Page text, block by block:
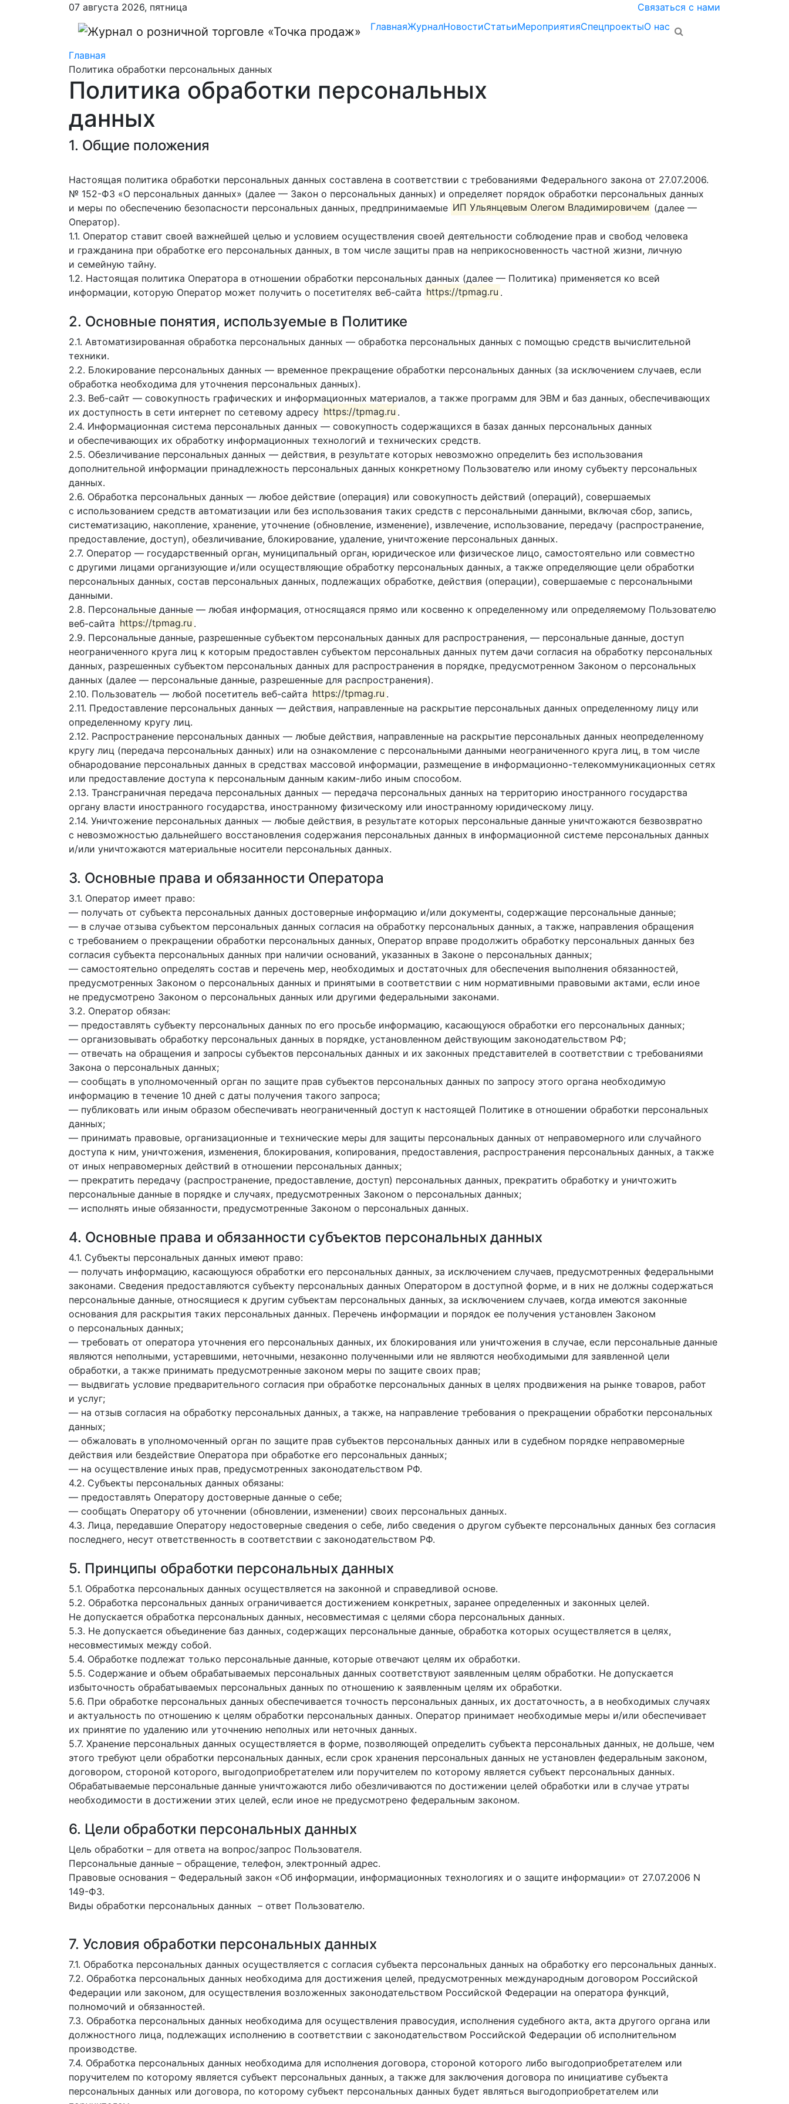
07 августа 2026, пятница
Связаться с нами
ГлавнаяЖурналНовостиСтатьиМероприятияСпецпроектыО нас
Главная
Политика обработки персональных данных
Политика обработки персональных
данных
1. Общие положения
Настоящая политика обработки персональных данных составлена в соответствии с требованиями Федерального закона от 27.07.2006.
№ 152-ФЗ «О персональных данных» (далее — Закон о персональных данных) и определяет порядок обработки персональных данных
и меры по обеспечению безопасности персональных данных, предпринимаемые ИП Ульянцевым Олегом Владимировичем (далее —
Оператор).
1.1. Оператор ставит своей важнейшей целью и условием осуществления своей деятельности соблюдение прав и свобод человека
и гражданина при обработке его персональных данных, в том числе защиты прав на неприкосновенность частной жизни, личную
и семейную тайну.
1.2. Настоящая политика Оператора в отношении обработки персональных данных (далее — Политика) применяется ко всей
информации, которую Оператор может получить о посетителях веб-сайта https://tpmag.ru .
2. Основные понятия, используемые в Политике
2.1. Автоматизированная обработка персональных данных — обработка персональных данных с помощью средств вычислительной
техники.
2.2. Блокирование персональных данных — временное прекращение обработки персональных данных (за исключением случаев, если
обработка необходима для уточнения персональных данных).
2.3. Веб-сайт — совокупность графических и информационных материалов, а также программ для ЭВМ и баз данных, обеспечивающих
их доступность в сети интернет по сетевому адресу https://tpmag.ru .
2.4. Информационная система персональных данных — совокупность содержащихся в базах данных персональных данных
и обеспечивающих их обработку информационных технологий и технических средств.
2.5. Обезличивание персональных данных — действия, в результате которых невозможно определить без использования
дополнительной информации принадлежность персональных данных конкретному Пользователю или иному субъекту персональных
данных.
2.6. Обработка персональных данных — любое действие (операция) или совокупность действий (операций), совершаемых
с использованием средств автоматизации или без использования таких средств с персональными данными, включая сбор, запись,
систематизацию, накопление, хранение, уточнение (обновление, изменение), извлечение, использование, передачу (распространение,
предоставление, доступ), обезличивание, блокирование, удаление, уничтожение персональных данных.
2.7. Оператор — государственный орган, муниципальный орган, юридическое или физическое лицо, самостоятельно или совместно
с другими лицами организующие и/или осуществляющие обработку персональных данных, а также определяющие цели обработки
персональных данных, состав персональных данных, подлежащих обработке, действия (операции), совершаемые с персональными
данными.
2.8. Персональные данные — любая информация, относящаяся прямо или косвенно к определенному или определяемому Пользователю
веб-сайта https://tpmag.ru .
2.9. Персональные данные, разрешенные субъектом персональных данных для распространения, — персональные данные, доступ
неограниченного круга лиц к которым предоставлен субъектом персональных данных путем дачи согласия на обработку персональных
данных, разрешенных субъектом персональных данных для распространения в порядке, предусмотренном Законом о персональных
данных (далее — персональные данные, разрешенные для распространения).
2.10. Пользователь — любой посетитель веб-сайта https://tpmag.ru .
2.11. Предоставление персональных данных — действия, направленные на раскрытие персональных данных определенному лицу или
определенному кругу лиц.
2.12. Распространение персональных данных — любые действия, направленные на раскрытие персональных данных неопределенному
кругу лиц (передача персональных данных) или на ознакомление с персональными данными неограниченного круга лиц, в том числе
обнародование персональных данных в средствах массовой информации, размещение в информационно-телекоммуникационных сетях
или предоставление доступа к персональным данным каким-либо иным способом.
2.13. Трансграничная передача персональных данных — передача персональных данных на территорию иностранного государства
органу власти иностранного государства, иностранному физическому или иностранному юридическому лицу.
2.14. Уничтожение персональных данных — любые действия, в результате которых персональные данные уничтожаются безвозвратно
с невозможностью дальнейшего восстановления содержания персональных данных в информационной системе персональных данных
и/или уничтожаются материальные носители персональных данных.
3. Основные права и обязанности Оператора
3.1. Оператор имеет право:
— получать от субъекта персональных данных достоверные информацию и/или документы, содержащие персональные данные;
— в случае отзыва субъектом персональных данных согласия на обработку персональных данных, а также, направления обращения
с требованием о прекращении обработки персональных данных, Оператор вправе продолжить обработку персональных данных без
согласия субъекта персональных данных при наличии оснований, указанных в Законе о персональных данных;
— самостоятельно определять состав и перечень мер, необходимых и достаточных для обеспечения выполнения обязанностей,
предусмотренных Законом о персональных данных и принятыми в соответствии с ним нормативными правовыми актами, если иное
не предусмотрено Законом о персональных данных или другими федеральными законами.
3.2. Оператор обязан:
— предоставлять субъекту персональных данных по его просьбе информацию, касающуюся обработки его персональных данных;
— организовывать обработку персональных данных в порядке, установленном действующим законодательством РФ;
— отвечать на обращения и запросы субъектов персональных данных и их законных представителей в соответствии с требованиями
Закона о персональных данных;
— сообщать в уполномоченный орган по защите прав субъектов персональных данных по запросу этого органа необходимую
информацию в течение 10 дней с даты получения такого запроса;
— публиковать или иным образом обеспечивать неограниченный доступ к настоящей Политике в отношении обработки персональных
данных;
— принимать правовые, организационные и технические меры для защиты персональных данных от неправомерного или случайного
доступа к ним, уничтожения, изменения, блокирования, копирования, предоставления, распространения персональных данных, а также
от иных неправомерных действий в отношении персональных данных;
— прекратить передачу (распространение, предоставление, доступ) персональных данных, прекратить обработку и уничтожить
персональные данные в порядке и случаях, предусмотренных Законом о персональных данных;
— исполнять иные обязанности, предусмотренные Законом о персональных данных.
4. Основные права и обязанности субъектов персональных данных
4.1. Субъекты персональных данных имеют право:
— получать информацию, касающуюся обработки его персональных данных, за исключением случаев, предусмотренных федеральными
законами. Сведения предоставляются субъекту персональных данных Оператором в доступной форме, и в них не должны содержаться
персональные данные, относящиеся к другим субъектам персональных данных, за исключением случаев, когда имеются законные
основания для раскрытия таких персональных данных. Перечень информации и порядок ее получения установлен Законом
о персональных данных;
— требовать от оператора уточнения его персональных данных, их блокирования или уничтожения в случае, если персональные данные
являются неполными, устаревшими, неточными, незаконно полученными или не являются необходимыми для заявленной цели
обработки, а также принимать предусмотренные законом меры по защите своих прав;
— выдвигать условие предварительного согласия при обработке персональных данных в целях продвижения на рынке товаров, работ
и услуг;
— на отзыв согласия на обработку персональных данных, а также, на направление требования о прекращении обработки персональных
данных;
— обжаловать в уполномоченный орган по защите прав субъектов персональных данных или в судебном порядке неправомерные
действия или бездействие Оператора при обработке его персональных данных;
— на осуществление иных прав, предусмотренных законодательством РФ.
4.2. Субъекты персональных данных обязаны:
— предоставлять Оператору достоверные данные о себе;
— сообщать Оператору об уточнении (обновлении, изменении) своих персональных данных.
4.3. Лица, передавшие Оператору недостоверные сведения о себе, либо сведения о другом субъекте персональных данных без согласия
последнего, несут ответственность в соответствии с законодательством РФ.
5. Принципы обработки персональных данных
5.1. Обработка персональных данных осуществляется на законной и справедливой основе.
5.2. Обработка персональных данных ограничивается достижением конкретных, заранее определенных и законных целей.
Не допускается обработка персональных данных, несовместимая с целями сбора персональных данных.
5.3. Не допускается объединение баз данных, содержащих персональные данные, обработка которых осуществляется в целях,
несовместимых между собой.
5.4. Обработке подлежат только персональные данные, которые отвечают целям их обработки.
5.5. Содержание и объем обрабатываемых персональных данных соответствуют заявленным целям обработки. Не допускается
избыточность обрабатываемых персональных данных по отношению к заявленным целям их обработки.
5.6. При обработке персональных данных обеспечивается точность персональных данных, их достаточность, а в необходимых случаях
и актуальность по отношению к целям обработки персональных данных. Оператор принимает необходимые меры и/или обеспечивает
их принятие по удалению или уточнению неполных или неточных данных.
5.7. Хранение персональных данных осуществляется в форме, позволяющей определить субъекта персональных данных, не дольше, чем
этого требуют цели обработки персональных данных, если срок хранения персональных данных не установлен федеральным законом,
договором, стороной которого, выгодоприобретателем или поручителем по которому является субъект персональных данных.
Обрабатываемые персональные данные уничтожаются либо обезличиваются по достижении целей обработки или в случае утраты
необходимости в достижении этих целей, если иное не предусмотрено федеральным законом.
6. Цели обработки персональных данных
Цель обработки – для ответа на вопрос/запрос Пользователя.
Персональные данные – обращение, телефон, электронный адрес.
Правовые основания – Федеральный закон «Об информации, информационных технологиях и о защите информации» от 27.07.2006 N
149-ФЗ.
Виды обработки персональных данных – ответ Пользователю.
7. Условия обработки персональных данных
7.1. Обработка персональных данных осуществляется с согласия субъекта персональных данных на обработку его персональных данных.
7.2. Обработка персональных данных необходима для достижения целей, предусмотренных международным договором Российской
Федерации или законом, для осуществления возложенных законодательством Российской Федерации на оператора функций,
полномочий и обязанностей.
7.3. Обработка персональных данных необходима для осуществления правосудия, исполнения судебного акта, акта другого органа или
должностного лица, подлежащих исполнению в соответствии с законодательством Российской Федерации об исполнительном
производстве.
7.4. Обработка персональных данных необходима для исполнения договора, стороной которого либо выгодоприобретателем или
поручителем по которому является субъект персональных данных, а также для заключения договора по инициативе субъекта
персональных данных или договора, по которому субъект персональных данных будет являться выгодоприобретателем или